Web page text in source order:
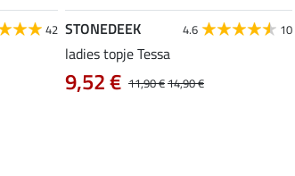
42 STONEDEEK 4.6 10
ladies topje Tessa
11,90 €14,90 €
9,52 €